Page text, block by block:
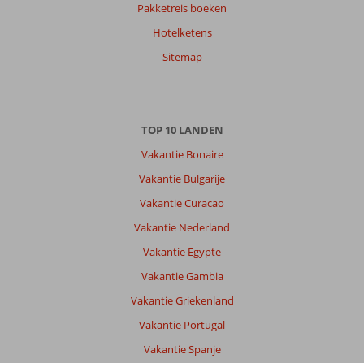
Pakketreis boeken
Hotelketens
Sitemap
TOP 10 LANDEN
Vakantie Bonaire
Vakantie Bulgarije
Vakantie Curacao
Vakantie Nederland
Vakantie Egypte
Vakantie Gambia
Vakantie Griekenland
Vakantie Portugal
Vakantie Spanje